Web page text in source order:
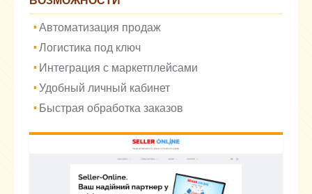
Автоматизация продаж
Логистика под ключ
Интеграция с маркетплейсами
Удобный личный кабинет
Быстрая обработка заказов